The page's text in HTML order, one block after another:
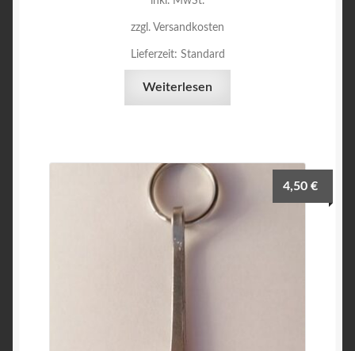
zzgl. Versandkosten
Lieferzeit: Standard
Weiterlesen
4,50€